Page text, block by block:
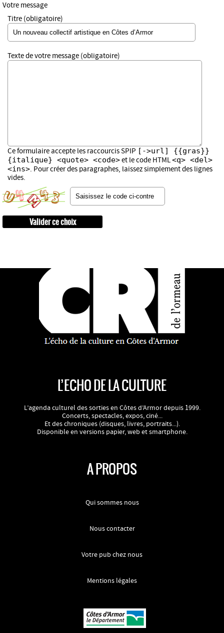
Votre message
Titre (obligatoire)
Texte de votre message (obligatoire)
Ce formulaire accepte les raccourcis SPIP [->url] {{gras}}
{italique} <quote> <code>et le code HTML<q> <del>
<ins>. Pour créer des paragraphes, laissez simplement des lignes
vides.
L’ECHO DE LA CULTURE
L’agenda culturel des sorties en Côtes d’Armor depuis 1999.
Concerts, spectacles, expos, ciné...
Et des chroniques (disques, livres, portraits...).
Disponible en versions papier, web et smartphone.
A PROPOS
Qui sommes nous
Nous contacter
Votre pub chez nous
Mentions légales